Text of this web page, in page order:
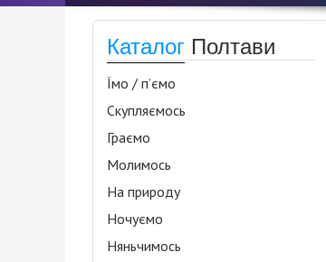
Каталог Полтави
Їмо / п’ємо
Скупляємось
Граємо
Молимось
На природу
Ночуємо
Няньчимось